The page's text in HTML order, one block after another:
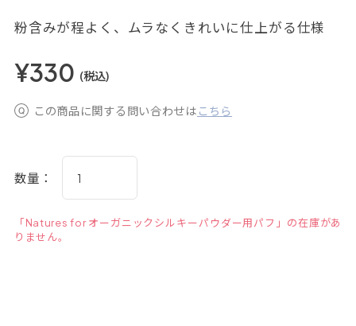
粉含みが程よく、ムラなくきれいに仕上がる仕様
¥330 (税込)
この商品に関する問い合わせは こちら
数量：
「Natures for オーガニックシルキーパウダー用パフ」の在庫があ
りません。